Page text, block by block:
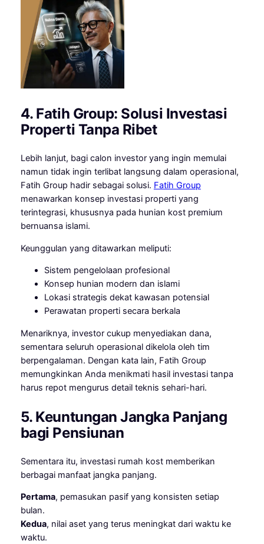
4. Fatih Group: Solusi Investasi
Properti Tanpa Ribet
Lebih lanjut, bagi calon investor yang ingin memulai
namun tidak ingin terlibat langsung dalam operasional,
Fatih Group hadir sebagai solusi. Fatih Group
menawarkan konsep investasi properti yang
terintegrasi, khususnya pada hunian kost premium
bernuansa islami.
Keunggulan yang ditawarkan meliputi:
Sistem pengelolaan profesional
Konsep hunian modern dan islami
Lokasi strategis dekat kawasan potensial
Perawatan properti secara berkala
Menariknya, investor cukup menyediakan dana,
sementara seluruh operasional dikelola oleh tim
berpengalaman. Dengan kata lain, Fatih Group
memungkinkan Anda menikmati hasil investasi tanpa
harus repot mengurus detail teknis sehari-hari.
5. Keuntungan Jangka Panjang
bagi Pensiunan
Sementara itu, investasi rumah kost memberikan
berbagai manfaat jangka panjang.
Pertama, pemasukan pasif yang konsisten setiap
bulan.
Kedua, nilai aset yang terus meningkat dari waktu ke
waktu.